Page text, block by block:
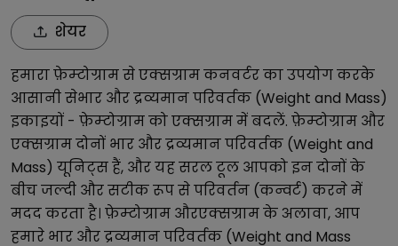
शेयर
हमाराफ़ेम्टोग्रामसेएक्सग्रामकनवर्टर का उपयोग करके
आसानी सेभार और द्रव्यमान परिवर्तक (Weight and Mass)
इकाइयों - फ़ेम्टोग्रामकोएक्सग्राममें बदलें. फ़ेम्टोग्राम और
एक्सग्रामदोनों भार और द्रव्यमान परिवर्तक (Weight and
Mass) यूनिट्स हैं, और यह सरल टूल आपको इन दोनों के
बीच जल्दी और सटीक रूप से परिवर्तन (कन्वर्ट) करने में
मदद करता है। फ़ेम्टोग्राम औरएक्सग्रामके अलावा, आप
हमारे भार और द्रव्यमान परिवर्तक (Weight and Mass